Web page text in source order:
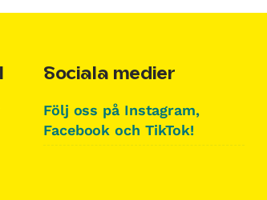
Sociala medier
Följ oss på Instagram,
Facebook och TikTok!